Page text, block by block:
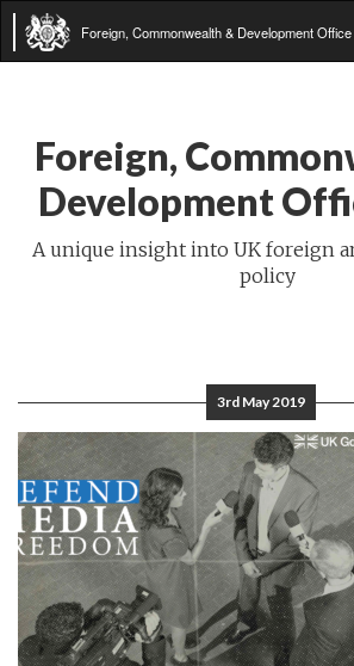
Foreign, Commonwealth & Development Office
Foreign,
Development
A unique insight into UK foreign
policy
3rd May 2019